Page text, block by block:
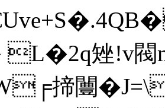
L�2q矬!v閥
揥闦